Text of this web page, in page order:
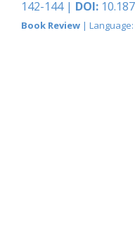
142-144 | DOI:
Book Review | Language: